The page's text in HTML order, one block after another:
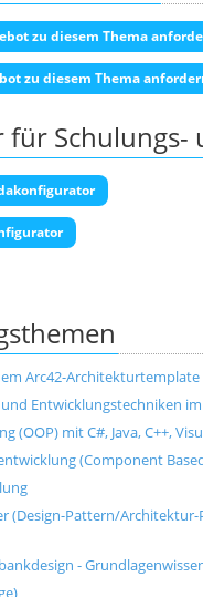
zu diesem Thema
zu diesem Thema
Arc42-Architekturtemplate
Entwicklungstechniken
mit C#, Java, C++,
(Component
Pattern/Architektur-
-